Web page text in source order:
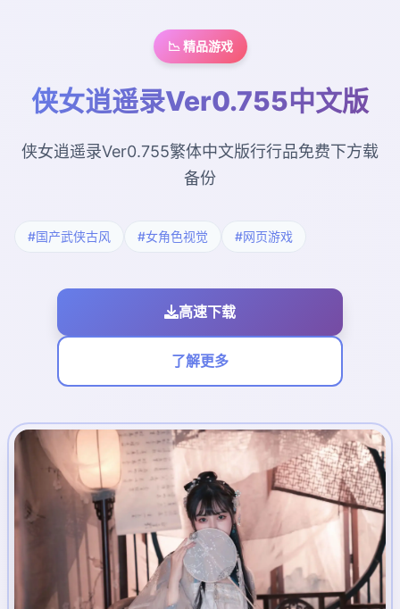
📉 精品游戏
侠女逍遥录Ver0.755中文版
侠女逍遥录Ver0.755繁体中文版行行品免费下方载
备份
#国产武侠古风 #女角色视觉 #网页游戏
高速下载
了解更多